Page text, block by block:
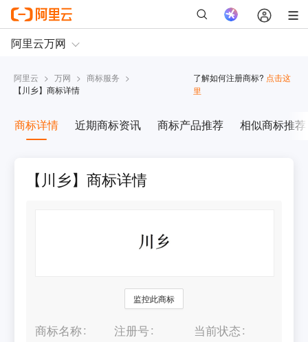
阿里云 > 万网 > 商标服务 >
【川乡】商标详情
了解如何注册商标? 点击这
里
商标详情 近期商标资讯 商标产品推荐 相似商标推荐
【川乡】商标详情
监控此商标
商标名称
注册号
当前状态